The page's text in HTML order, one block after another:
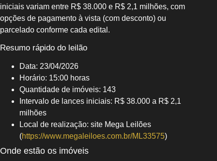
iniciais variam entre R$ 38.000 e R$ 2,1 milhões, com
opções de pagamento à vista (com desconto) ou
parcelado conforme cada edital.
Resumo rápido do leilão
Data: 23/04/2026
Horário: 15:00 horas
Quantidade de imóveis: 143
Intervalo de lances iniciais: R$ 38.000 a R$ 2,1
milhões
Local de realização: site Mega Leilões
(https://www.megaleiloes.com.br/ML33575)
Onde estão os imóveis